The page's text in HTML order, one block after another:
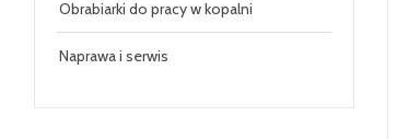
Obrabiarki do pracy w kopalni
Naprawa i serwis